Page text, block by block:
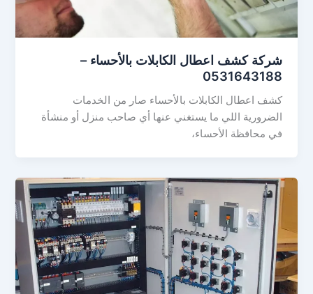
شركة كشف اعطال الكابلات بالأحساء –
0531643188
كشف اعطال الكابلات بالأحساء صار من الخدمات
الضرورية اللي ما يستغني عنها أي صاحب منزل أو منشأة
في محافظة الأحساء،